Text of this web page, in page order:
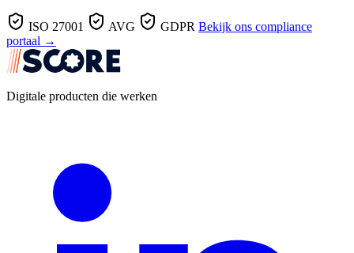
ISO 27001 AVG GDPR Bekijk ons compliance
portaal →
Digitale producten die werken